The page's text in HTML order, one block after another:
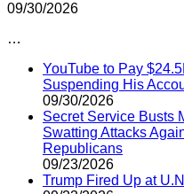
09/30/2026
…
YouTube to Pay
Suspending His
09/30/2026
Secret Service Busts
Swatting Attacks
Republicans
09/23/2026
Trump Fired Up at